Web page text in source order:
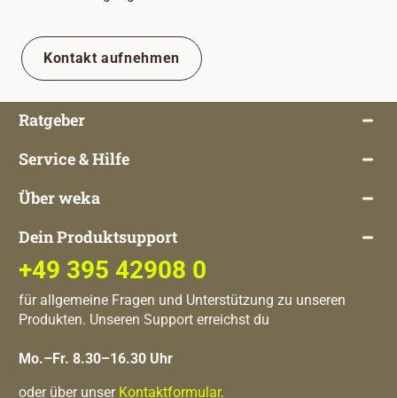
Kontakt aufnehmen
Ratgeber
Service & Hilfe
Über weka
Dein Produktsupport
+49 395 42908 0
für allgemeine Fragen und Unterstützung zu unseren
Produkten. Unseren Support erreichst du
Mo.–Fr. 8.30–16.30 Uhr
oder über unser Kontaktformular.